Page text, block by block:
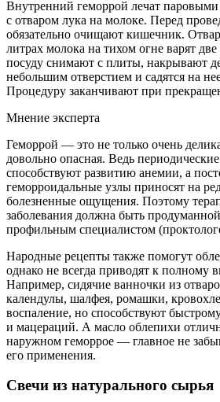
Внутренний геморрой лечат
с отваром лука на молоке. Перед
обязательно очищают кишечник. Отвар
литрах молока на тихом огне варят
посуду снимают с плиты, накрывают
небольшим отверстием и садятся на
Процедуру заканчивают при
Мнение эксперта
Геморрой — это не только очень
довольно опасная. Ведь
способствуют развитию анемии, а
геморроидальные узлы приносят на
болезненные ощущения. Поэтому
заболевания должна быть продуманной
профильным специалистом
Народные рецепты также помогут
однако не всегда приводят к полному
Например, сидячие ванночки из
календулы, шалфея, ромашки,
воспаление, но способствуют
и мацераций. А масло облепихи
наружном геморрое — главное не
его применения.
Свечи из натурального сырья